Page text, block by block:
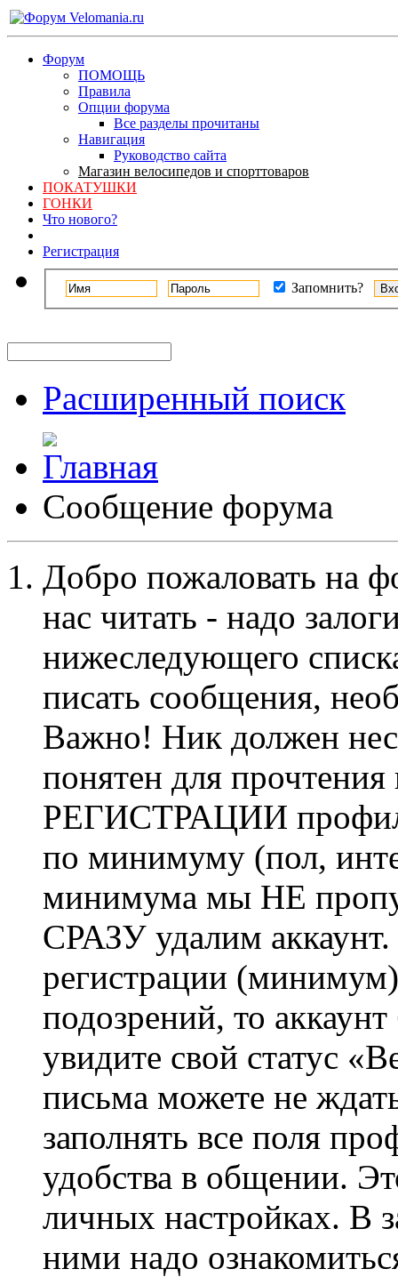
Форум
ПОМОЩЬ
Правила
Опции форума
Все разделы прочитаны
Навигация
Руководство сайта
Магазин велосипедов и спорттоваров
ПОКАТУШКИ
ГОНКИ
Что нового?
Регистрация
Запомнить?
Расширенный поиск
Сообщение форума
Добро пожаловать на
нас читать - надо
нижеследующего
писать сообщения,
Важно! Ник должен
понятен для
РЕГИСТРАЦИИ профиль
по минимуму (пол,
минимума мы НЕ
СРАЗУ удалим
регистрации
подозрений, то
увидите свой статус
письма можете не
заполнять все поля
удобства в общении.
личных настройках. В
ними надо